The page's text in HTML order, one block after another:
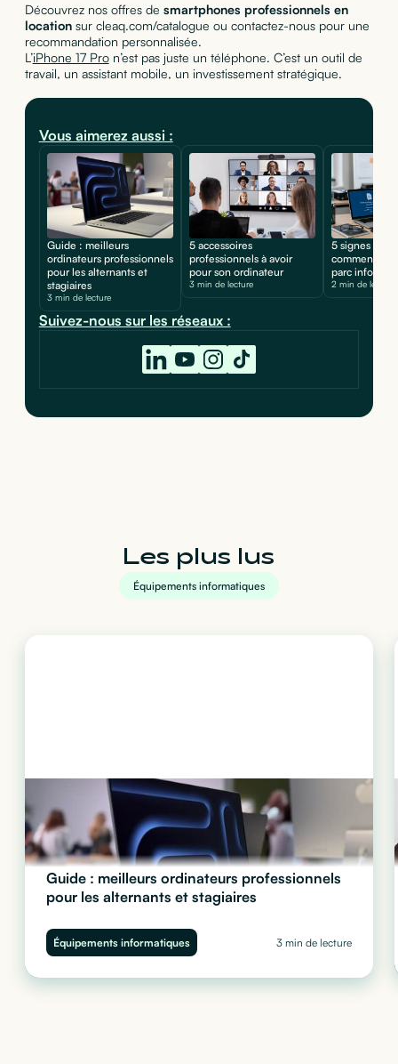
Découvrez nos offres de smartphones professionnels en
locationsur cleaq.com/catalogue ou contactez-nous pour une
recommandation personnalisée.
L’iPhone 17 Pron’est pas juste un téléphone. C’est un outil de
travail, un assistant mobile, un investissement stratégique.
Vous aimerez aussi :
Guide : meilleurs
ordinateurs professionnels
pour les alternants et
stagiaires
3 min de lecture
5 accessoires
professionnels à avoir
pour son ordinateur
3 min de lecture
5 signes
comment
parc
2 min de lecture
Suivez-nous sur les réseaux :
Les plus lus
Équipements informatiques
Guide : meilleurs ordinateurs professionnels
pour les alternants et stagiaires
Quel ordinateur choisir pour vos stagiaires et alternants ?
Performance, sécurité et budget : découvrez notre guide complet
pour équiper vos juniors sans impacter votre trésorerie.
Équipements informatiques 3 min de lecture